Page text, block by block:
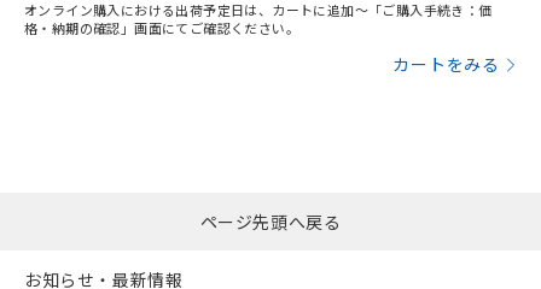
オンライン購入における出荷予定日は、カートに追加～「ご購入手続き：価
格・納期の確認」画面にてご確認ください。
カートをみる
ページ先頭へ戻る
お知らせ・最新情報